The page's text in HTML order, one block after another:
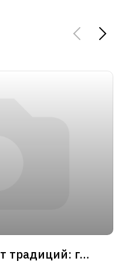
Абонемент №1 «35 лет традиций: главные события сезона»